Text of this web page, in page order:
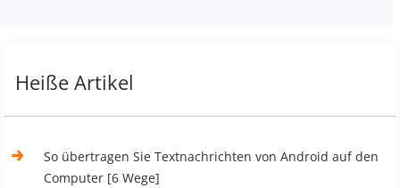
Heiße Artikel
So übertragen Sie Textnachrichten von Android auf den
Computer [6 Wege]